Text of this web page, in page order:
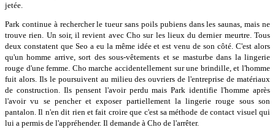
jetée.
Park continue à rechercher le tueur sans poils pubiens dans les saunas, mais ne
trouve rien. Un soir, il revient avec Cho sur les lieux du dernier meurtre. Tous
deux constatent que Seo a eu la même idée et est venu de son côté. C'est alors
qu'un homme arrive, sort des sous-vêtements et se masturbe dans la lingerie
rouge d'une femme. Cho marche accidentellement sur une brindille, et l'homme
fuit alors. Ils le poursuivent au milieu des ouvriers de l'entreprise de matériaux
de construction. Ils pensent l'avoir perdu mais Park identifie l'homme après
l'avoir vu se pencher et exposer partiellement la lingerie rouge sous son
pantalon. Il n'en dit rien et fait croire que c'est sa méthode de contact visuel qui
lui a permis de l'appréhender. Il demande à Cho de l'arrêter.